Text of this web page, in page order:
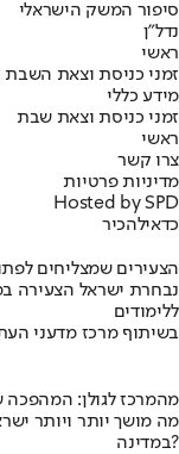
סיפור המשק הישראלי
נדל"ן
ראשי
זמני כניסת וצאת השבת
מידע כללי
זמני כניסת וצאת שבת
ראשי
צרו קשר
מדיניות פרטיות
Hosted by SPD
כדאילהכיר
הצעירים שמצליחים
נבחרת ישראל הצעירה
ללימודים
בשיתוף מרכז מדעני
מהמרכז לגולן: המהפכה
מה מושך יותר ויותר
במדינה?